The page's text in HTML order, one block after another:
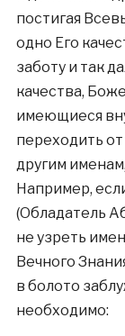
постигая
одно Его
заботу и так
качества,
имеющиеся
переходить
другим
Например,
(Обладатель
не узреть
Вечного
в болото
необходимо: